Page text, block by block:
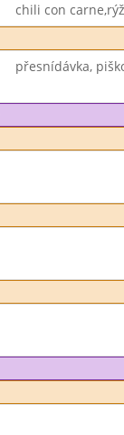
chili con
přesnídávka,